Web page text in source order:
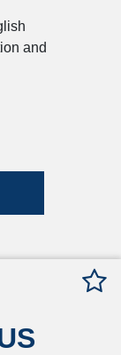
and